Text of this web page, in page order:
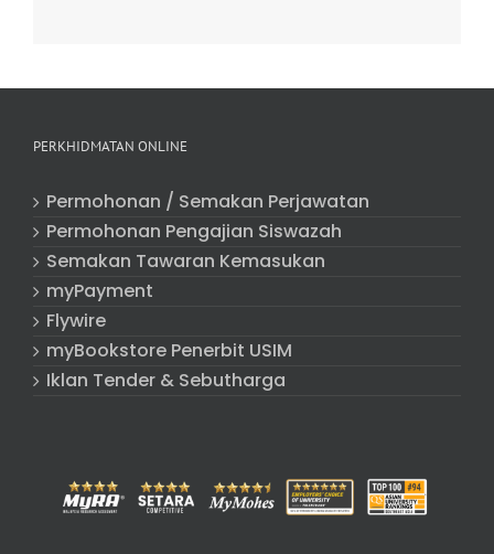
PERKHIDMATAN ONLINE
Permohonan / Semakan Perjawatan
Permohonan Pengajian Siswazah
Semakan Tawaran Kemasukan
myPayment
Flywire
myBookstore Penerbit USIM
Iklan Tender & Sebutharga